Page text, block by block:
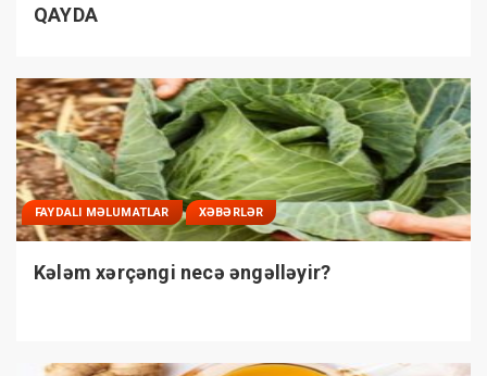
QAYDA
FAYDALI MƏLUMATLAR XƏBƏRLƏR
Kələm xərçəngi necə əngəlləyir?